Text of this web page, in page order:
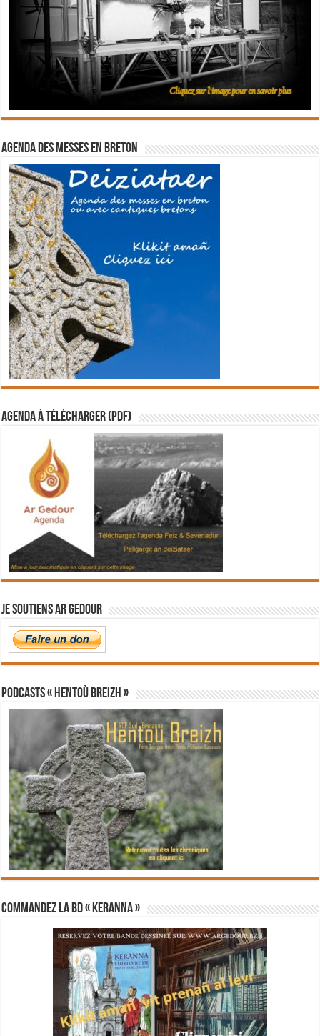
Agenda des messes en breton
Agenda à télécharger (PDF)
Je soutiens Ar Gedour
PODCASTS « Hentoù Breizh »
Commandez la BD « Keranna »